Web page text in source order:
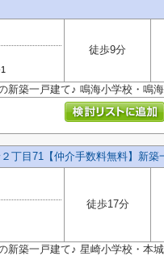
徒歩9分
一戸建て♪ 鳴海小学校・鳴海
丁目71【仲介手数料無料】新
徒歩17分
一戸建て♪ 星崎小学校・本城